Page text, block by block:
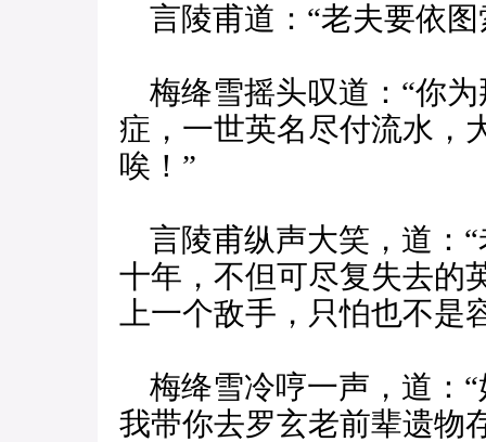
言陵甫道：“老夫要依图
梅绛雪摇头叹道：“你
症，一世英名尽付流水，
唉！”
言陵甫纵声大笑，道：
十年，不但可尽复失去的
上一个敌手，只怕也不是
梅绛雪冷哼一声，道：
我带你去罗玄老前辈遗物